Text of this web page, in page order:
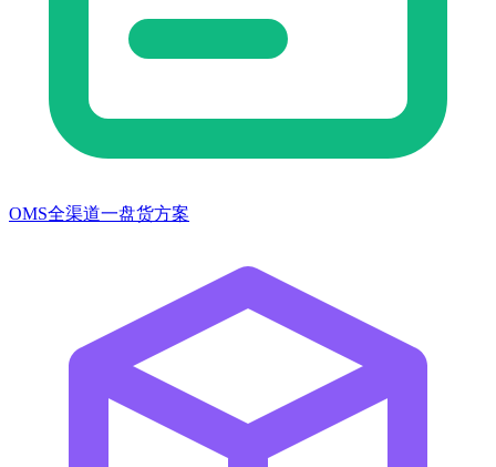
OMS全渠道一盘货方案